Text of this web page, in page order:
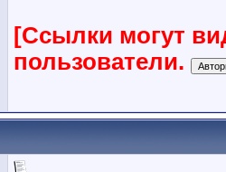
[Ссылки могут
пользователи.